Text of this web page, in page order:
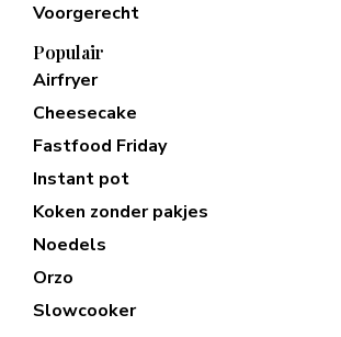
Voorgerecht
Populair
Airfryer
Cheesecake
Fastfood Friday
Instant pot
Koken zonder pakjes
Noedels
Orzo
Slowcooker